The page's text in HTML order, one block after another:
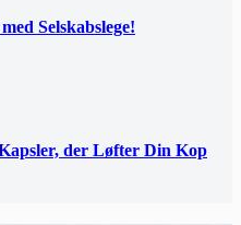
Selskabslege!
der Løfter Din Kop